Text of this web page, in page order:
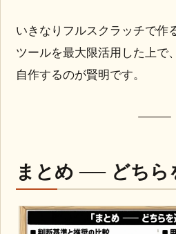
いきなりフルスクラッチで作
ツールを最大限活用した上で
自作するのが賢明です。
まとめ ── どちら